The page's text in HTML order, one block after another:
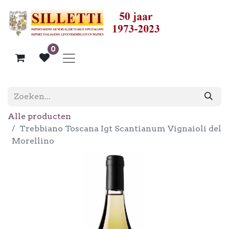
0
Alle producten
Trebbiano Toscana Igt Scantianum Vignaioli del
Morellino